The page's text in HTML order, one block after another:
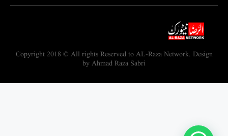
Copyright 2018 © All rights Reserved to AL-Raza Network. Design
by Ahmad Raza Sabri